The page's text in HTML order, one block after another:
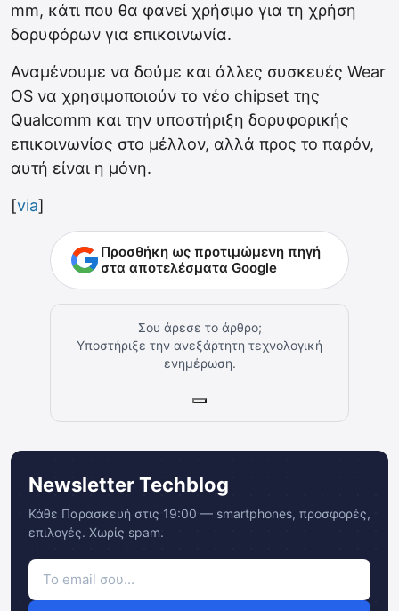
mm, κάτι που θα φανεί χρήσιμο για τη χρήση
δορυφόρων για επικοινωνία.
Αναμένουμε να δούμε και άλλες συσκευές Wear
OS να χρησιμοποιούν το νέο chipset της
Qualcomm και την υποστήριξη δορυφορικής
επικοινωνίας στο μέλλον, αλλά προς το παρόν,
αυτή είναι η μόνη.
[via]
Προσθήκη ως προτιμώμενη πηγή
στα αποτελέσματα Google
Σου άρεσε το άρθρο;
Υποστήριξε την ανεξάρτητη τεχνολογική
ενημέρωση.
Newsletter Techblog
Κάθε Παρασκευή στις 19:00 — smartphones, προσφορές,
επιλογές. Χωρίς spam.